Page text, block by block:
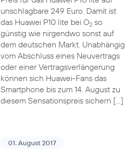
unschlagbare 249 Euro. Damit ist
das Huawei P10 lite bei O2so
günstig wie nirgendwo sonst auf
dem deutschen Markt. Unabhängig
vom Abschluss eines Neuvertrags
oder einer Vertragsverlängerung
können sich Huawei-Fans das
Smartphone bis zum 14. August zu
diesem Sensationspreis sichern […]
01. August 2017